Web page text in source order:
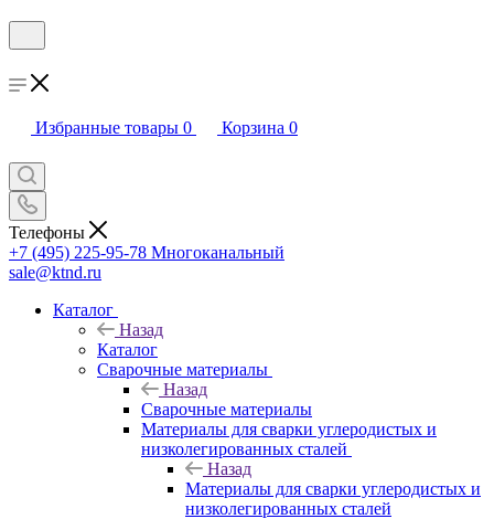
Избранные товары 0 Корзина 0
Телефоны
+7 (495) 225-95-78 Многоканальный
sale@ktnd.ru
Каталог
Назад
Каталог
Сварочные материалы
Назад
Сварочные материалы
Материалы для сварки углеродистых и
низколегированных сталей
Назад
Материалы для сварки углеродистых и
низколегированных сталей